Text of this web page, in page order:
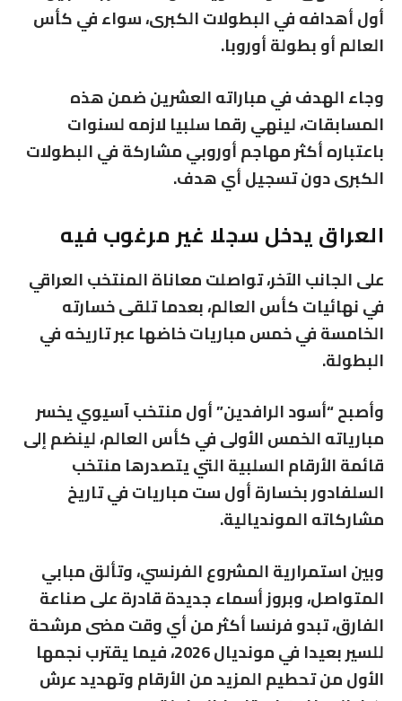
أول أهدافه في البطولات الكبرى، سواء في كأس
العالم أو بطولة أوروبا.
وجاء الهدف في مباراته العشرين ضمن هذه
المسابقات، لينهي رقما سلبيا لازمه لسنوات
باعتباره أكثر مهاجم أوروبي مشاركة في البطولات
الكبرى دون تسجيل أي هدف.
العراق يدخل سجلا غير مرغوب فيه
على الجانب الآخر، تواصلت معاناة المنتخب العراقي
في نهائيات كأس العالم، بعدما تلقى خسارته
الخامسة في خمس مباريات خاضها عبر تاريخه في
البطولة.
وأصبح “أسود الرافدين” أول منتخب آسيوي يخسر
مبارياته الخمس الأولى في كأس العالم، لينضم إلى
قائمة الأرقام السلبية التي يتصدرها منتخب
السلفادور بخسارة أول ست مباريات في تاريخ
مشاركاته المونديالية.
وبين استمرارية المشروع الفرنسي، وتألق مبابي
المتواصل، وبروز أسماء جديدة قادرة على صناعة
الفارق، تبدو فرنسا أكثر من أي وقت مضى مرشحة
للسير بعيدا في مونديال 2026، فيما يقترب نجمها
الأول من تحطيم المزيد من الأرقام وتهديد عرش